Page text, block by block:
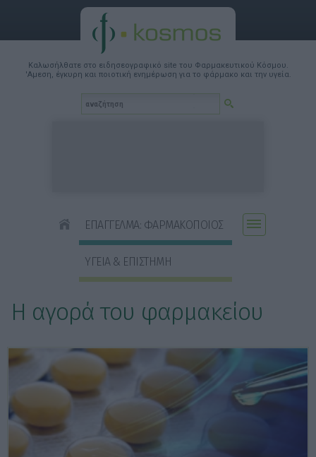
Καλωσήλθατε στο ειδησεογραφικό site του Φαρμακευτικού Κόσμου.
'Αμεση, έγκυρη και ποιοτική ενημέρωση για το φάρμακο και την υγεία.
ΕΠΑΓΓΕΛΜΑ: ΦΑΡΜΑΚΟΠΟΙΟΣ
ΥΓΕΙΑ & ΕΠΙΣΤΗΜΗ
Η αγορά του φαρμακείου
ΕΠΙΛΟΓΕΣ ΕΜΦΑΝΙΣΗΣ ΑΡΘΡΩΝ: